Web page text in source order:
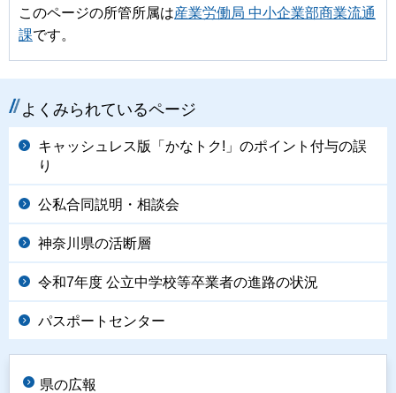
このページの所管所属は産業労働局 中小企業部商業流通
課です。
よくみられているページ
キャッシュレス版「かなトク!」のポイント付与の誤
り
公私合同説明・相談会
神奈川県の活断層
令和7年度 公立中学校等卒業者の進路の状況
パスポートセンター
県の広報